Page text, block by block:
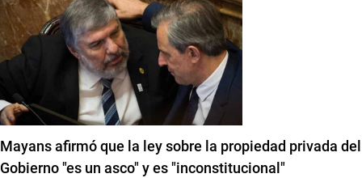
Mayans afirmó que la ley sobre la propiedad privada del
Gobierno "es un asco" y es "inconstitucional"